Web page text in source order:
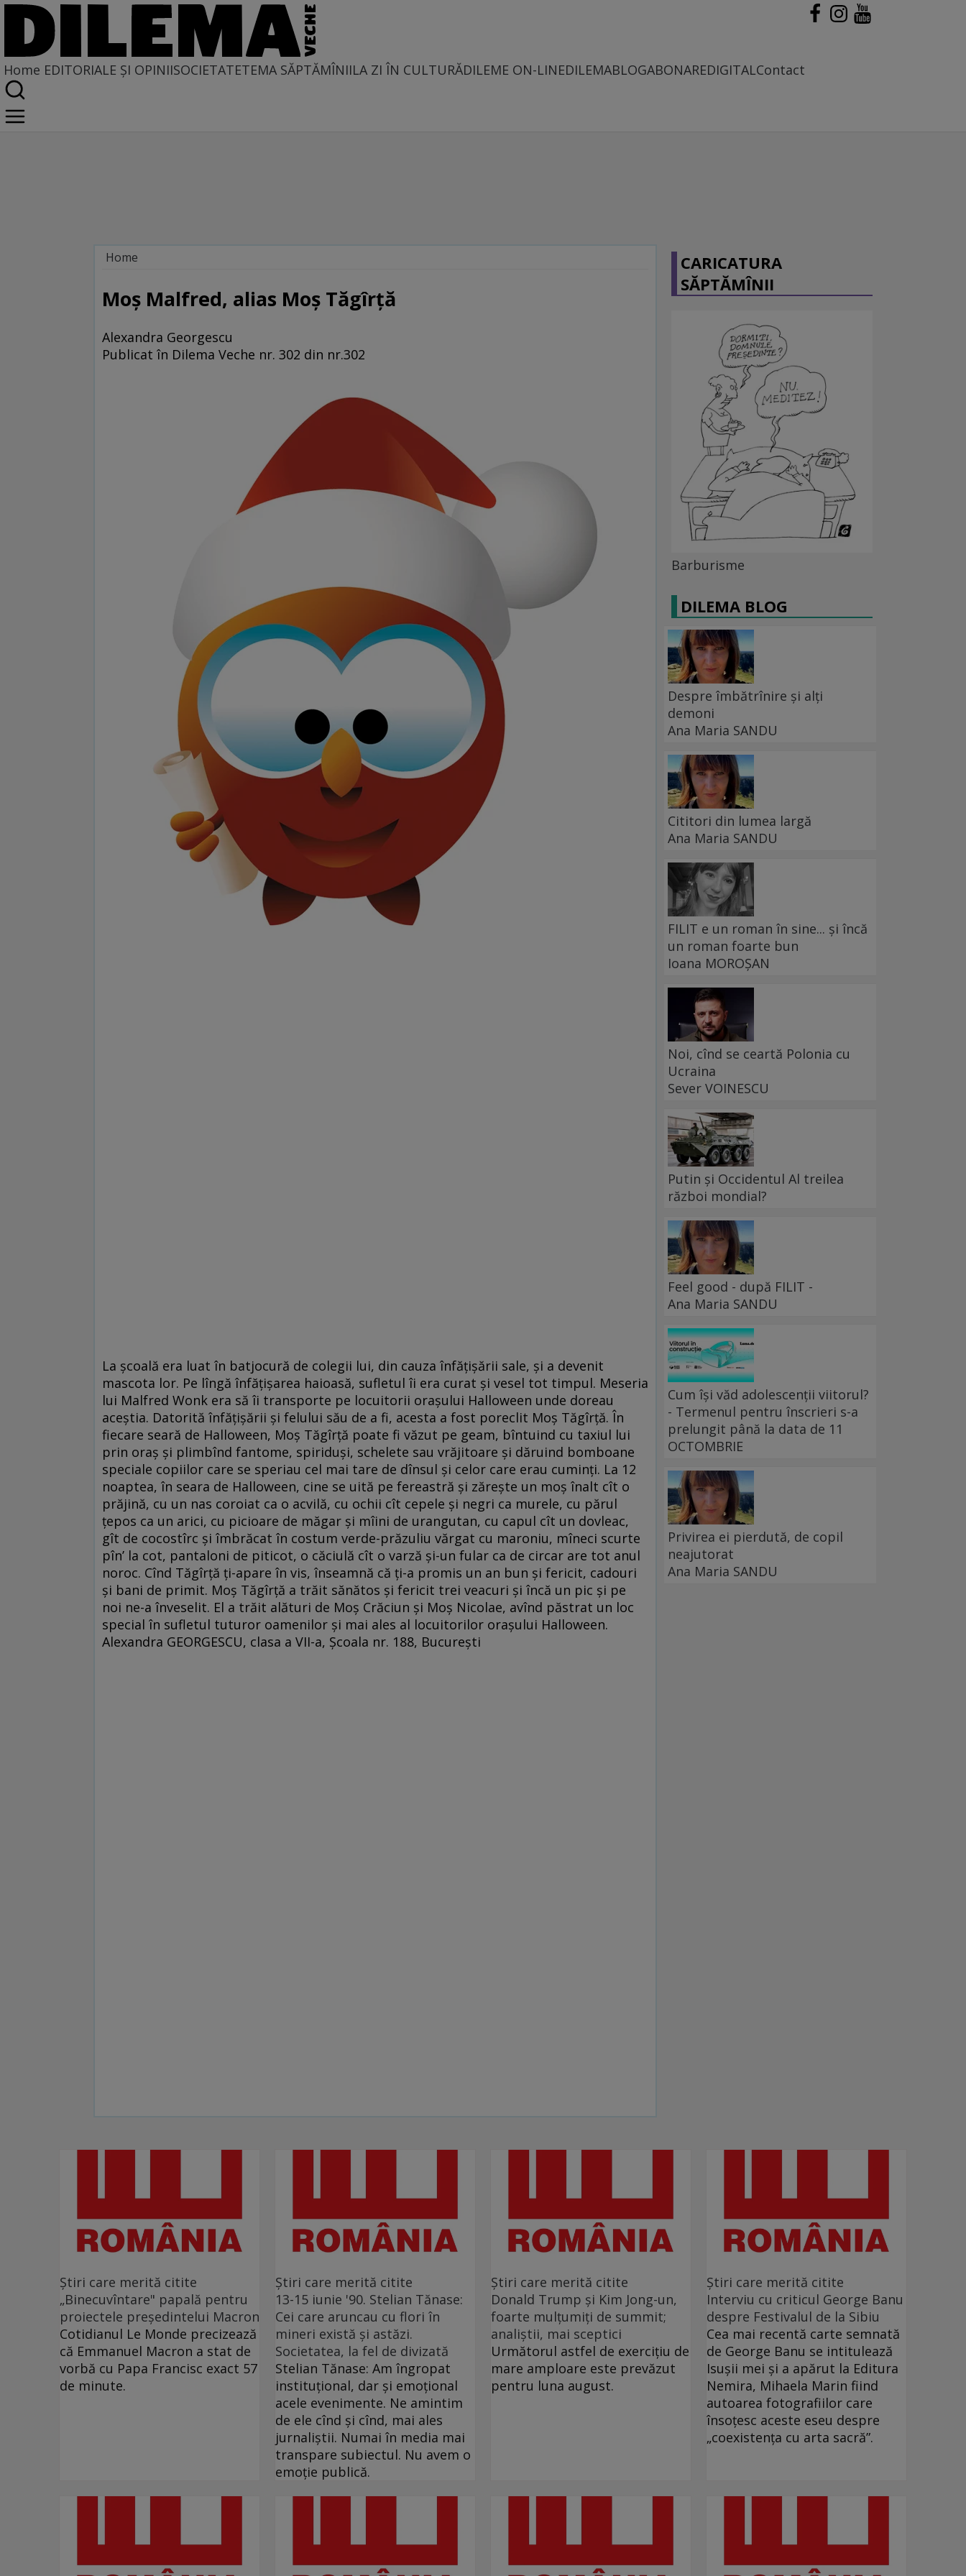
Home EDITORIALE ȘI OPINIISOCIETATETEMA SĂPTĂMÎNIILA ZI ÎN CULTURĂDILEME ON-LINEDILEMABLOGABONAREDIGITALContact
Home
Moş Malfred, alias Moş Tăgîrţă
Alexandra Georgescu
Publicat în Dilema Veche nr. 302 din nr.302
La şcoală era luat în batjocură de colegii lui, din cauza înfăţişării sale, şi a devenit
mascota lor. Pe lîngă înfăţişarea haioasă, sufletul îi era curat şi vesel tot timpul. Meseria
lui Malfred Wonk era să îi transporte pe locuitorii oraşului Halloween unde doreau
aceştia. Datorită înfăţişării şi felului său de a fi, acesta a fost poreclit Moş Tăgîrţă. În
fiecare seară de Halloween, Moş Tăgîrţă poate fi văzut pe geam, bîntuind cu taxiul lui
prin oraş şi plimbînd fantome, spiriduşi, schelete sau vrăjitoare şi dăruind bomboane
speciale copiilor care se speriau cel mai tare de dînsul şi celor care erau cuminţi. La 12
noaptea, în seara de Halloween, cine se uită pe fereastră şi zăreşte un moş înalt cît o
prăjină, cu un nas coroiat ca o acvilă, cu ochii cît cepele şi negri ca murele, cu părul
ţepos ca un arici, cu picioare de măgar şi mîini de urangutan, cu capul cît un dovleac,
gît de cocostîrc şi îmbrăcat în costum verde-prăzuliu vărgat cu maroniu, mîneci scurte
pîn’ la cot, pantaloni de piticot, o căciulă cît o varză şi-un fular ca de circar are tot anul
noroc. Cînd Tăgîrţă ţi-apare în vis, înseamnă că ţi-a promis un an bun şi fericit, cadouri
şi bani de primit. Moş Tăgîrţă a trăit sănătos şi fericit trei veacuri şi încă un pic şi pe
noi ne-a înveselit. El a trăit alături de Moş Crăciun şi Moş Nicolae, avînd păstrat un loc
special în sufletul tuturor oamenilor şi mai ales al locuitorilor oraşului Halloween.
Alexandra GEORGESCU, clasa a VII-a, Şcoala nr. 188, Bucureşti
CARICATURA
SĂPTĂMÎNII
Barburisme
DILEMA BLOG
Despre îmbătrînire și alți
demoni
Ana Maria SANDU
Cititori din lumea largă
Ana Maria SANDU
FILIT e un roman în sine... și încă
un roman foarte bun
Ioana MOROȘAN
Noi, cînd se ceartă Polonia cu
Ucraina
Sever VOINESCU
Putin și Occidentul Al treilea
război mondial?
Feel good - după FILIT -
Ana Maria SANDU
Cum își văd adolescenții viitorul?
- Termenul pentru înscrieri s-a
prelungit până la data de 11
OCTOMBRIE
Privirea ei pierdută, de copil
neajutorat
Ana Maria SANDU
Ştiri care merită citite
„Binecuvîntare" papală pentru
proiectele preşedintelui Macron
Cotidianul Le Monde precizează
că Emmanuel Macron a stat de
vorbă cu Papa Francisc exact 57
de minute.
Ştiri care merită citite
13-15 iunie '90. Stelian Tănase:
Cei care aruncau cu flori în
mineri există și astăzi.
Societatea, la fel de divizată
Stelian Tănase: Am îngropat
instituțional, dar și emoțional
acele evenimente. Ne amintim
de ele cînd și cînd, mai ales
jurnaliștii. Numai în media mai
transpare subiectul. Nu avem o
emoție publică.
Ştiri care merită citite
Donald Trump şi Kim Jong-un,
foarte mulţumiţi de summit;
analiştii, mai sceptici
Următorul astfel de exerciţiu de
mare amploare este prevăzut
pentru luna august.
Ştiri care merită citite
Interviu cu criticul George Banu
despre Festivalul de la Sibiu
Cea mai recentă carte semnată
de George Banu se intitulează
Isuşii mei şi a apărut la Editura
Nemira, Mihaela Marin fiind
autoarea fotografiilor care
însoţesc aceste eseu despre
„coexistenţa cu arta sacră”.